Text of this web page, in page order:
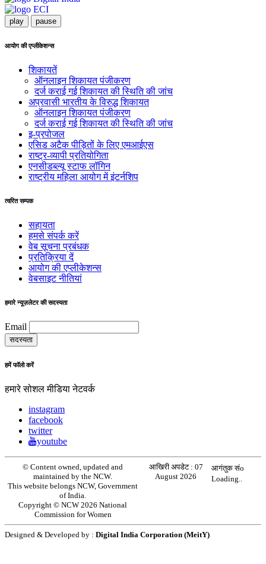
play pause
आयोग की एप्लीकेशन्स
शिकायतें
ऑनलाइन शिकायत पंजीकरण
दर्ज कराई गई शिकायत की स्थिति की जांच
अप्रवासी भारतीय के विरुद्ध शिकायत
ऑनलाइन शिकायत पंजीकरण
दर्ज कराई गई शिकायत की स्थिति की जांच
इ-प्रपोजल
एसिड अटैक पीड़ितों के लिए एमआईएस
राष्ट्र-व्यापी प्रतियोगिता
एनसीडब्ल्यू स्टाफ लॉगिन
राष्ट्रीय महिला आयोग में इंटर्नशिप
त्वरित सम्पक
सहायता
हमसे संपर्क करें
वेब सूचना प्रबंधक
प्रतिक्रिया दें
आयोग की एप्लीकेशन्स
वेबसाइट नीतियां
हमारे न्यूज़लेटर की सदस्यता
Email
हमें फॉलो करें
हमारे सोशल मीडिया नेटवर्क
instagram
facebook
twitter
youtube
© Content owned, updated and
maintained by the NCW.
This website belongs NCW, Government
of India.
Copyright © NCW 2026 National
Commission for Women
आखिरी अपडेट : 07
August 2026
आगंतुक संo
Loading..
Designed & Developed by : Digital India Corporation (MeitY)